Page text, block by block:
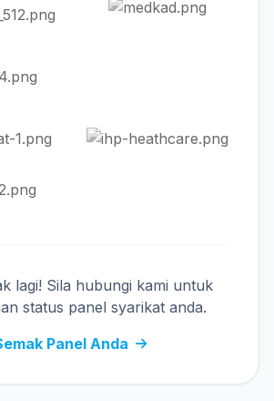
lagi! Sila hubungi kami untuk
status panel syarikat anda.
Panel Anda